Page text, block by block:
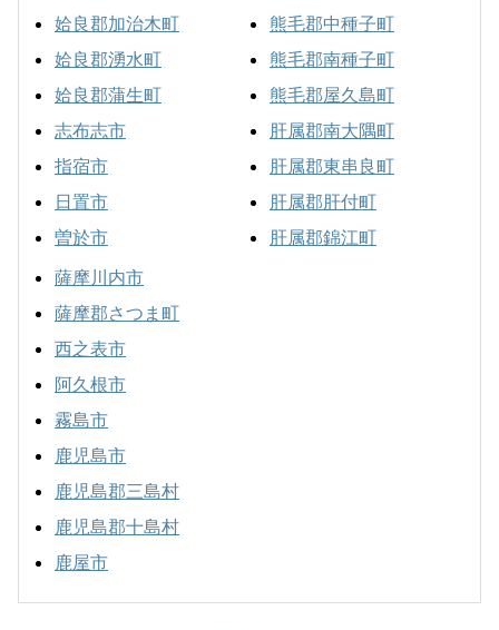
姶良郡加治木町
姶良郡湧水町
姶良郡蒲生町
志布志市
指宿市
日置市
曽於市
熊毛郡中種子町
熊毛郡南種子町
熊毛郡屋久島町
肝属郡南大隅町
肝属郡東串良町
肝属郡肝付町
肝属郡錦江町
薩摩川内市
薩摩郡さつま町
西之表市
阿久根市
霧島市
鹿児島市
鹿児島郡三島村
鹿児島郡十島村
鹿屋市